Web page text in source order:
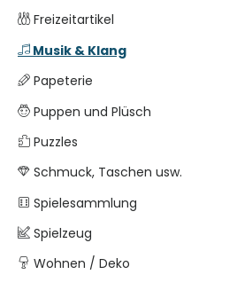
Freizeitartikel
Musik & Klang
Papeterie
Puppen und Plüsch
Puzzles
Schmuck, Taschen usw.
Spielesammlung
Spielzeug
Wohnen / Deko